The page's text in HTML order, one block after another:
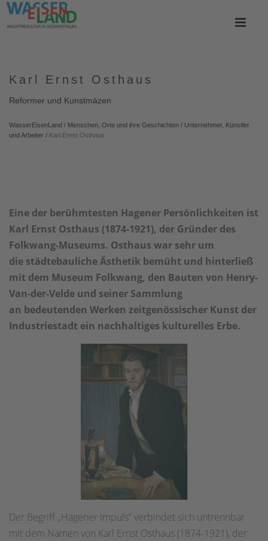
Karl Ernst Osthaus
Reformer und Kunstmäzen
WasserEisenLand / Menschen, Orte und ihre Geschichten / Unternehmer, Künstler
und Arbeiter / Karl Ernst Osthaus
Eine der berühmtesten Hagener Persönlichkeiten ist
Karl Ernst Osthaus (1874-1921), der Gründer des
Folkwang-Museums. Osthaus war sehr um
die städtebauliche Ästhetik bemüht und hinterließ
mit dem Museum Folkwang, den Bauten von Henry-
Van-der-Velde und seiner Sammlung
an bedeutenden Werken zeitgenössischer Kunst der
Industriestadt ein nachhaltiges kulturelles Erbe.
Der Begriff „Hagener Impuls“ verbindet sich untrennbar
mit dem Namen von Karl Ernst Osthaus (1874-1921), der